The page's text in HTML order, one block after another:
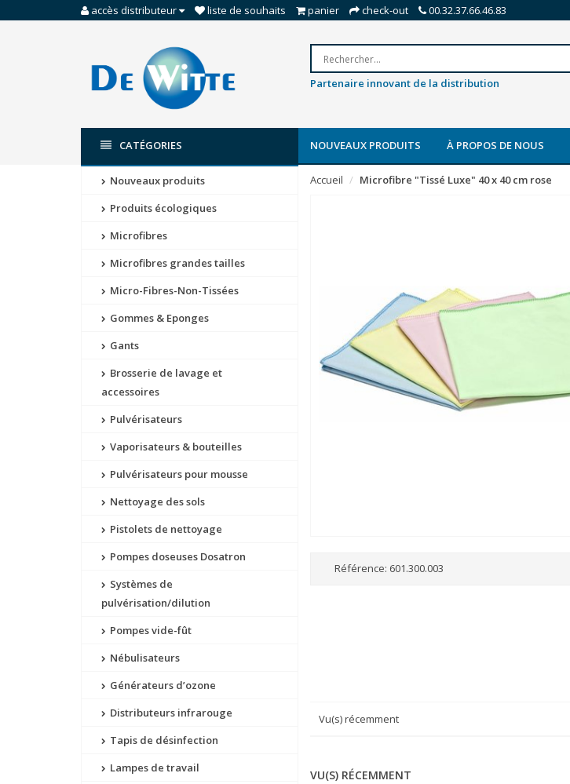
accès distributeur liste de souhaits panier check-out 00.32.37.66.46.83
Partenaire innovant de la distribution
CATÉGORIES NOUVEAUX PRODUITS À PROPOS DE NOUS
Nouveaux produits
Produits écologiques
Microfibres
Microfibres grandes tailles
Micro-Fibres-Non-Tissées
Gommes & Eponges
Gants
Brosserie de lavage et
accessoires
Pulvérisateurs
Vaporisateurs & bouteilles
Pulvérisateurs pour mousse
Nettoyage des sols
Pistolets de nettoyage
Pompes doseuses Dosatron
Systèmes de
pulvérisation/dilution
Pompes vide-fût
Nébulisateurs
Générateurs d’ozone
Distributeurs infrarouge
Tapis de désinfection
Lampes de travail
Accueil Microfibre "Tissé Luxe" 40 x 40 cm rose
Référence: 601.300.003
Vu(s) récemment
VU(S) RÉCEMMENT